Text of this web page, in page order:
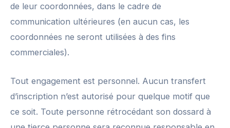
de leur coordonnées, dans le cadre de
communication ultérieures (en aucun cas, les
coordonnées ne seront utilisées à des fins
commerciales).
Tout engagement est personnel. Aucun transfert
d’inscription n’est autorisé pour quelque motif que
ce soit. Toute personne rétrocédant son dossard à